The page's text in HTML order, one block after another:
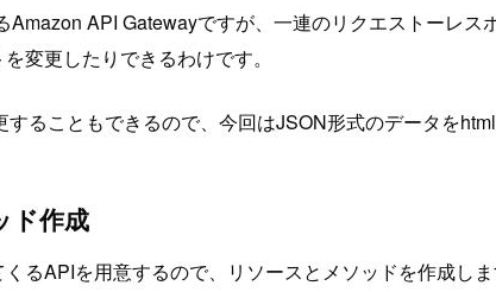
Amazon API Gatewayですが、一連のリクエストーレ
変更したりできるわけです。
することもできるので、今回はJSON形式のデータをhtml
ド作成
るAPIを用意するので、リソースとメソッドを作成